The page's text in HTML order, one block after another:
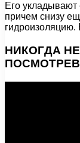
Его
причем снизу
гидроизоляцию.
НИКОГДА